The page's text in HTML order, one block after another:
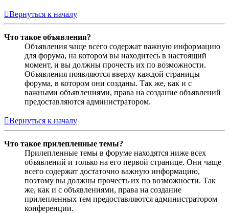
Вернуться к началу
Что такое объявления?
Объявления чаще всего содержат важную информацию
для форума, на котором вы находитесь в настоящий
момент, и вы должны прочесть их по возможности.
Объявления появляются вверху каждой страницы
форума, в котором они созданы. Так же, как и с
важными объявлениями, права на создание объявлений
предоставляются администратором.
Вернуться к началу
Что такое прилепленные темы?
Прилепленные темы в форуме находятся ниже всех
объявлений и только на его первой странице. Они чаще
всего содержат достаточно важную информацию,
поэтому вы должны прочесть их по возможности. Так
же, как и с объявлениями, права на создание
прилепленных тем предоставляются администратором
конференции.